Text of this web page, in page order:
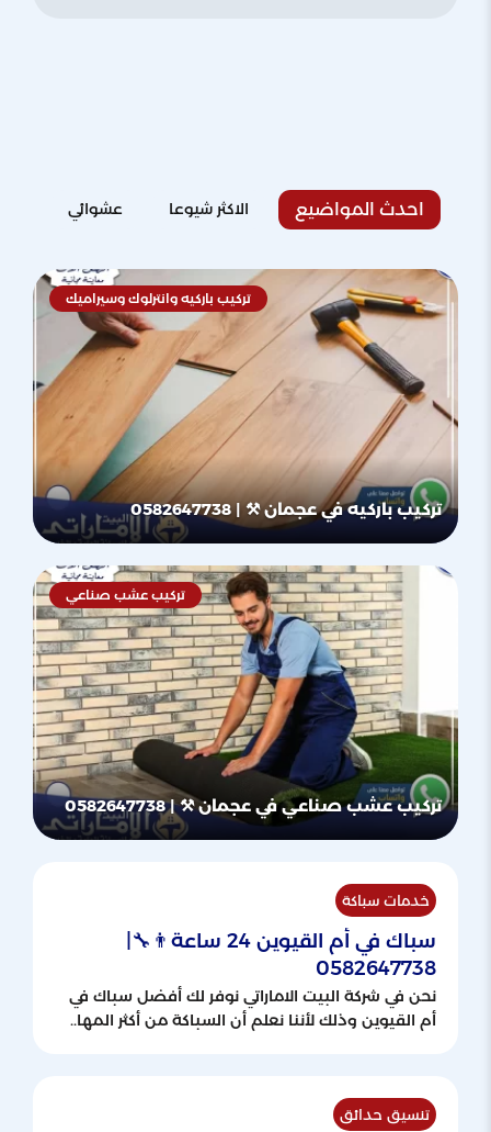
احدث المواضيع الاكثر شيوعا عشوائي
تركيب باركيه وانترلوك وسيراميك
تركيب باركيه في عجمان ⚒ | 0582647738
تركيب عشب صناعي
تركيب عشب صناعي في عجمان ⚒ | 0582647738
خدمات سباكة
سباك في أم القيوين 24 ساعة👨‍🔧|
0582647738
نحن في شركة البيت الاماراتي نوفر لك أفضل سباك في
أم القيوين وذلك لأننا نعلم أن السباكة من أكثر المها..
تنسيق حدائق